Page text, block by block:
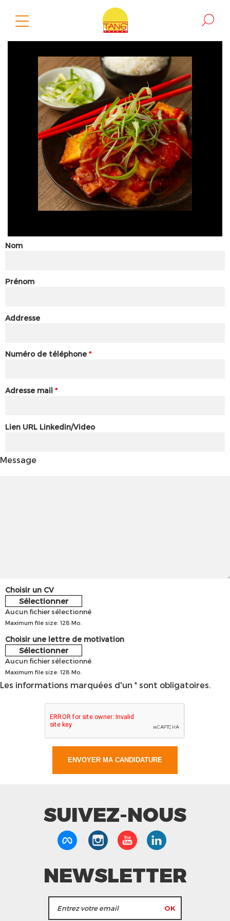
Nom
Prénom
Addresse
Numéro de téléphone *
Adresse mail *
Lien URL Linkedin/Video
Message
Choisir un CV
Sélectionner
Aucun fichier sélectionné
Maximum file size: 128 Mo.
Choisir une lettre de motivation
Sélectionner
Aucun fichier sélectionné
Maximum file size: 128 Mo.
Les informations marquées d'un * sont obligatoires.
SUIVEZ-NOUS
NEWSLETTER